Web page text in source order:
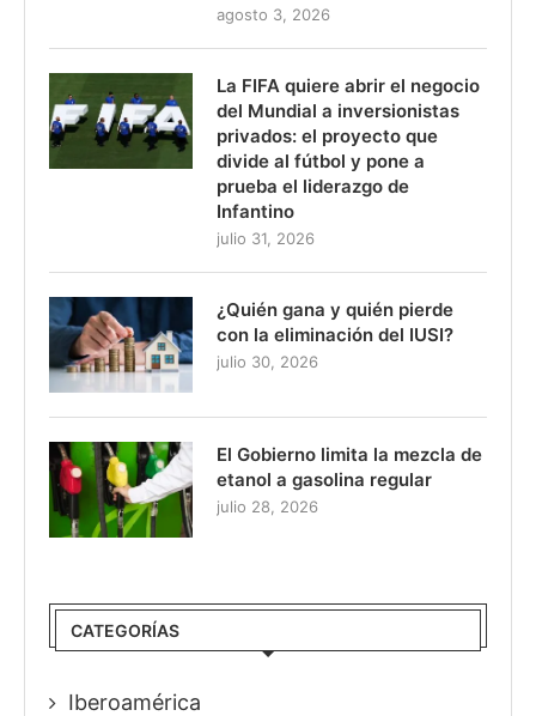
agosto 3, 2026
La FIFA quiere abrir el negocio
del Mundial a inversionistas
privados: el proyecto que
divide al fútbol y pone a
prueba el liderazgo de
Infantino
julio 31, 2026
¿Quién gana y quién pierde
con la eliminación del IUSI?
julio 30, 2026
El Gobierno limita la mezcla de
etanol a gasolina regular
julio 28, 2026
CATEGORÍAS
Iberoamérica